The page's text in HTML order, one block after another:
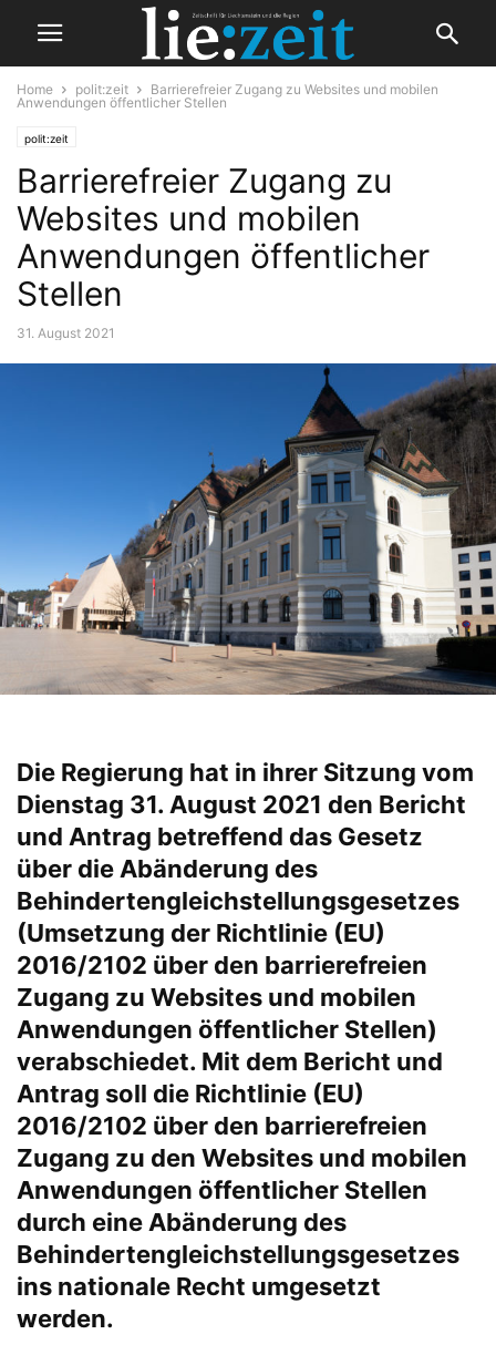
Home polit:zeit
Barrierefreier Zugang zu Websites und mobilen
Anwendungen öffentlicher Stellen
polit:zeit
Barrierefreier Zugang zu
Websites und mobilen
Anwendungen öffentlicher
Stellen
31. August 2021
Die Regierung hat in ihrer Sitzung vom
Dienstag 31. August 2021 den Bericht
und Antrag betreffend das Gesetz
über die Abänderung des
Behindertengleichstellungsgesetzes
(Umsetzung der Richtlinie (EU)
2016/2102 über den barrierefreien
Zugang zu Websites und mobilen
Anwendungen öffentlicher Stellen)
verabschiedet. Mit dem Bericht und
Antrag soll die Richtlinie (EU)
2016/2102 über den barrierefreien
Zugang zu den Websites und mobilen
Anwendungen öffentlicher Stellen
durch eine Abänderung des
Behindertengleichstellungsgesetzes
ins nationale Recht umgesetzt
werden.